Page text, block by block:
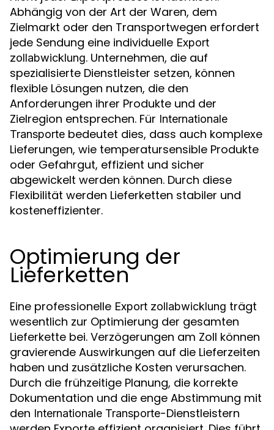
Abhängig von der Art der Waren, dem
Zielmarkt oder den Transportwegen erfordert
jede Sendung eine individuelle Export
zollabwicklung. Unternehmen, die auf
spezialisierte Dienstleister setzen, können
flexible Lösungen nutzen, die den
Anforderungen ihrer Produkte und der
Zielregion entsprechen. Für Internationale
Transporte bedeutet dies, dass auch komplexe
Lieferungen, wie temperatursensible Produkte
oder Gefahrgut, effizient und sicher
abgewickelt werden können. Durch diese
Flexibilität werden Lieferketten stabiler und
kosteneffizienter.
Optimierung der
Lieferketten
Eine professionelle Export zollabwicklung trägt
wesentlich zur Optimierung der gesamten
Lieferkette bei. Verzögerungen am Zoll können
gravierende Auswirkungen auf die Lieferzeiten
haben und zusätzliche Kosten verursachen.
Durch die frühzeitige Planung, die korrekte
Dokumentation und die enge Abstimmung mit
den Internationale Transporte-Dienstleistern